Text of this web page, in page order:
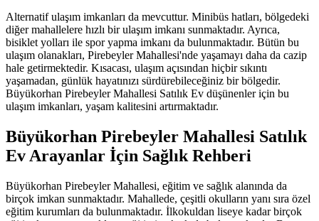
Alternatif ulaşım imkanları da mevcuttur. Minibüs hatları, bölgedeki
diğer mahallelere hızlı bir ulaşım imkanı sunmaktadır. Ayrıca,
bisiklet yolları ile spor yapma imkanı da bulunmaktadır. Bütün bu
ulaşım olanakları, Pirebeyler Mahallesi'nde yaşamayı daha da cazip
hale getirmektedir. Kısacası, ulaşım açısından hiçbir sıkıntı
yaşamadan, günlük hayatınızı sürdürebileceğiniz bir bölgedir.
Büyükorhan Pirebeyler Mahallesi Satılık Ev düşünenler için bu
ulaşım imkanları, yaşam kalitesini artırmaktadır.
Büyükorhan Pirebeyler Mahallesi Satılık
Ev Arayanlar İçin Sağlık Rehberi
Büyükorhan Pirebeyler Mahallesi, eğitim ve sağlık alanında da
birçok imkan sunmaktadır. Mahallede, çeşitli okulların yanı sıra özel
eğitim kurumları da bulunmaktadır. İlkokuldan liseye kadar birçok